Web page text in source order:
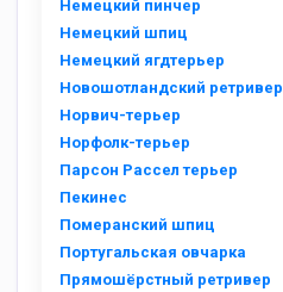
Немецкий пинчер
Немецкий шпиц
Немецкий ягдтерьер
Новошотландский ретривер
Норвич-терьер
Норфолк-терьер
Парсон Рассел терьер
Пекинес
Померанский шпиц
Португальская овчарка
Прямошёрстный ретривер